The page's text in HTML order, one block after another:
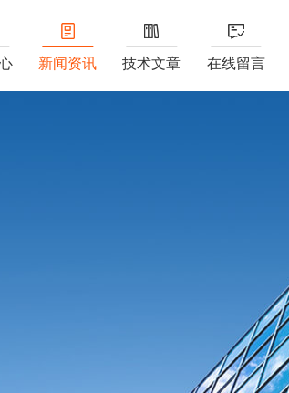
新闻资讯 技术文章 在线留言